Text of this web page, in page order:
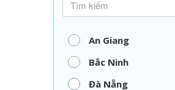
Viễn thông Nghệ An
Viễn thông thành phố
Hồ Chí Minh
An Giang
Bắc Ninh
Đà Nẵng